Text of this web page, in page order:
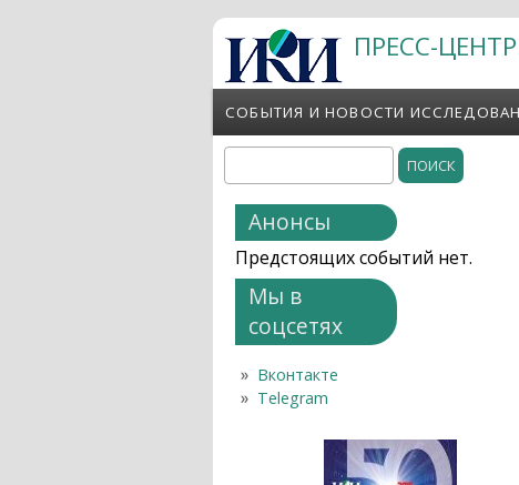
Перейти к основному содержанию ПРЕСС-
СОБЫТИЯ И НОВОСТИ
Форма поиска
Анонсы
Предстоящих событий нет.
Мы в
соцсетях
Вконтакте
Telegram